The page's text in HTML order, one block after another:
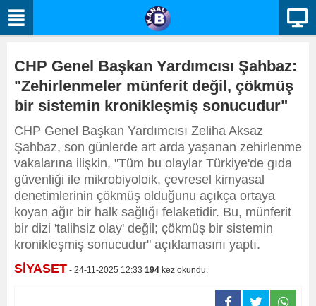
CHP Genel Başkan Yardımcısı Şahbaz:
"Zehirlenmeler münferit değil, çökmüş
bir sistemin kronikleşmiş sonucudur"
CHP Genel Başkan Yardımcısı Zeliha Aksaz
Şahbaz, son günlerde art arda yaşanan zehirlenme
vakalarına ilişkin, "Tüm bu olaylar Türkiye'de gıda
güvenliği ile mikrobiyoloik, çevresel kimyasal
denetimlerinin çökmüş olduğunu açıkça ortaya
koyan ağır bir halk sağlığı felaketidir. Bu, münferit
bir dizi 'talihsiz olay' değil; çökmüş bir sistemin
kronikleşmiş sonucudur" açıklamasını yaptı.
SİYASET - 24-11-2025 12:33 194 kez okundu.